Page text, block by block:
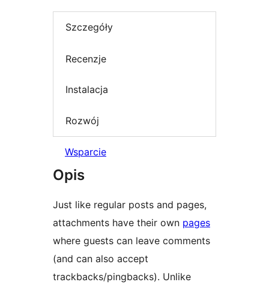
Szczegóły
Recenzje
Instalacja
Rozwój
Wsparcie
Opis
Just like regular posts and pages,
attachments have their own pages
where guests can leave comments
(and can also accept
trackbacks/pingbacks). Unlike